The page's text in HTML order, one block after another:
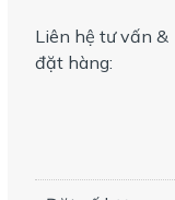
Liên hệ tư vấn &
đặt hàng: